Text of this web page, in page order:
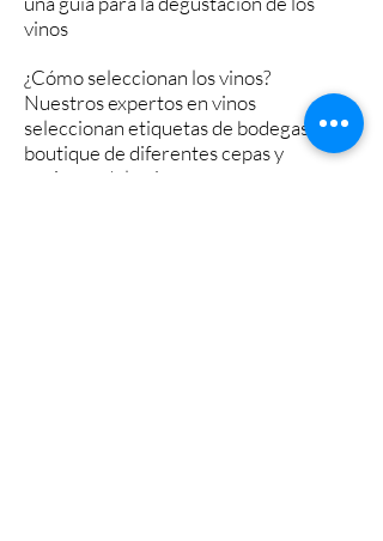
vinos
¿Cómo seleccionan los vinos?
Nuestros expertos en vinos
seleccionan etiquetas de bodegas
boutique de diferentes cepas y
regiones del país.